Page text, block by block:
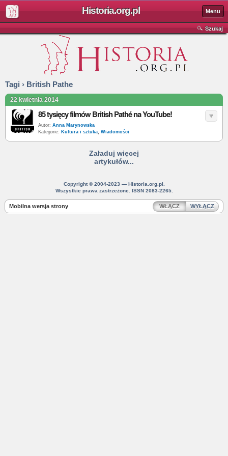
Historia.org.pl Menu
Szukaj
Tagi › British Pathe
22 kwietnia 2014
85 tysięcy filmów British Pathé na YouTube!
Autor: Anna Marynowska
Kategorie: Kultura i sztuka, Wiadomości
Załaduj więcej
artykułów...
Copyright © 2004-2023 — Historia.org.pl.
Wszystkie prawa zastrzeżone. ISSN 2083-2265.
Mobilna wersja strony WŁĄCZ WYŁĄCZ